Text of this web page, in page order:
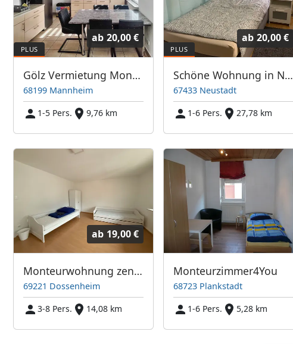
ab 20,00 €
Gölz Vermietung Monteurunterkunft Monteurzimmer Monteurwohnung Zimmer Unterkunft
68199 Mannheim
1-5 Pers.
9,76 km
ab 20,00 €
Schöne Wohnung in Neustadt
67433 Neustadt
1-6 Pers.
27,78 km
ab 19,00 €
Monteurwohnung zentral in Dossenheim bei Heidelberg
69221 Dossenheim
3-8 Pers.
14,08 km
Monteurzimmer4You
68723 Plankstadt
1-6 Pers.
5,28 km